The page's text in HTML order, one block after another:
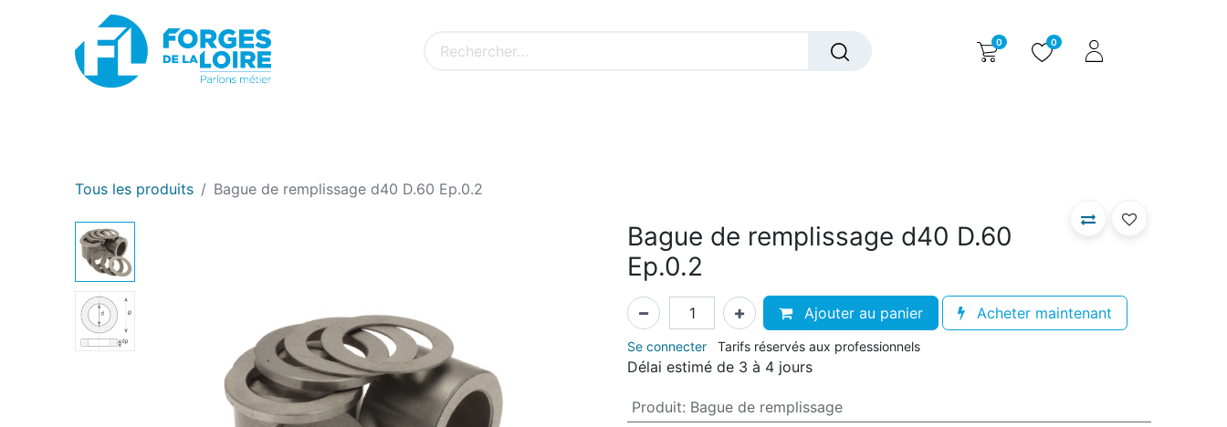
0 0
Tous les produits Bague de remplissage d40 D.60 Ep.0.2
Bague de remplissage d40 D.60
Ep.0.2
Ajouter au panier Acheter maintenant
Se connecter Tarifs réservés aux professionnels
Délai estimé de 3 à 4 jours
Produit: Bague de remplissage